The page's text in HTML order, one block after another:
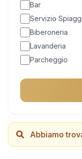
Bar
Servizio
Biberoneria
Lavanderia
Parcheggio
Piscina
Abbiamo